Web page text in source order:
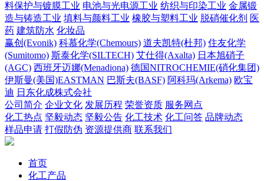
料保护与镀膜工业 电池与光电源工业 纺织与印染工业 金属锻
造与铸造工业 填料与颜料工业 橡胶与塑料工业 脱硝催化剂 医
药 建筑防水 化妆品
赢创(Evonik) 科慕化学(Chemours) 道夫凯特(杜邦) 住友化学
(Sumitomo) 斯泰化学(SILTECH) 艾仕得(Axalta) 日本旭硝子
(AGC) 西班牙迈娜(Menadiona) 德国NITROCHEMIE(硝化集团)
伊斯曼(美国)EASTMAN 巴斯夫(BASF) 阿科玛(Arkema) 欧宝
迪 日东化成株式会社
公司简介 企业文化 发展历程 荣誉资质 服务网点
化工热点 坚毅动态 坚毅公告 化工技术 化工问答 品牌动态
样品申请 打假防伪 资源提供商 联系我们
首页
化工产品